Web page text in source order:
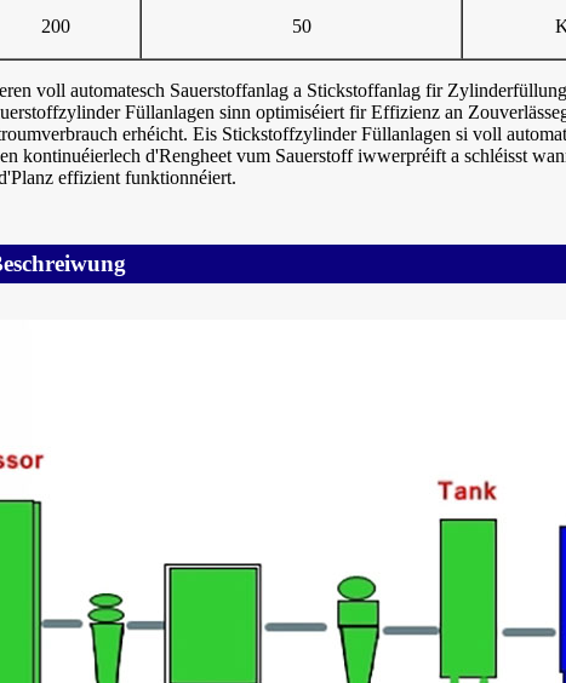
200 50
voll automatesch Sauerstoffanlag a Stickstoffanlag fir
Füllanlagen sinn optimiséiert fir Effizienz an
erhéicht. Eis Stickstoffzylinder Füllanlagen si voll
kontinuéierlech d'Rengheet vum Sauerstoff iwwerpréift a schléisst
effizient funktionnéiert.